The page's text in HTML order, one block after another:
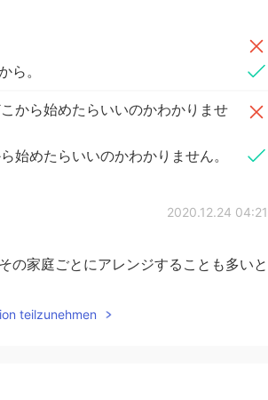
ら。
から始めたらいいのかわかりませ
始めたらいいのかわかりません。
2020.12.24 04:21
の家庭ごとにアレンジすることも多いと
teilzunehmen